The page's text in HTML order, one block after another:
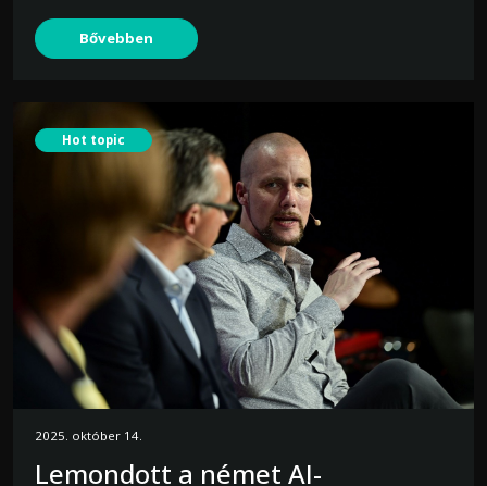
Bővebben
Hot topic
2025. október 14.
Lemondott a német AI-